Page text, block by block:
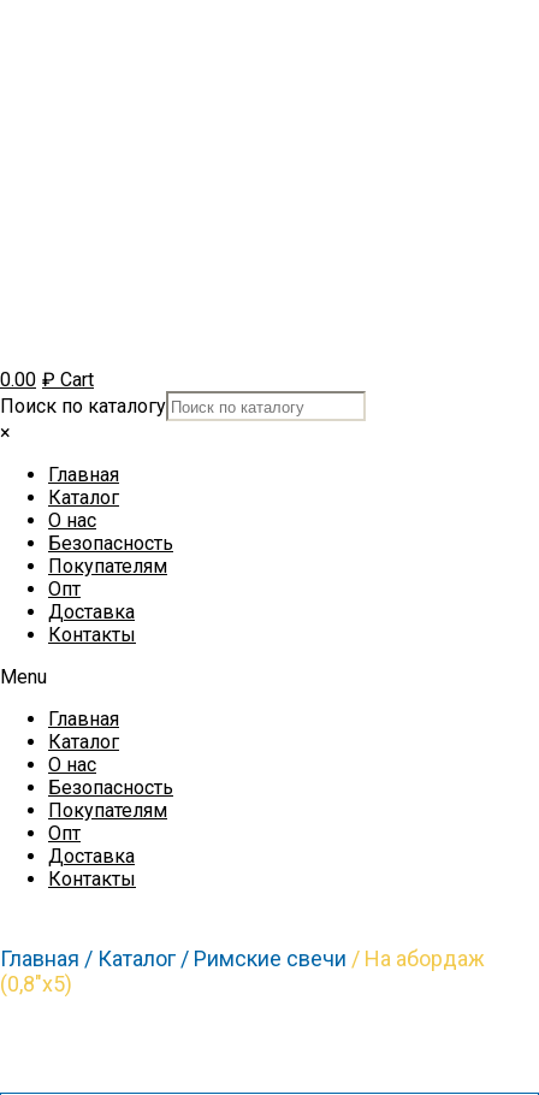
0.00 ₽ Cart
Поиск по каталогу
×
Главная
Каталог
О нас
Безопасность
Покупателям
Опт
Доставка
Контакты
Menu
Главная
Каталог
О нас
Безопасность
Покупателям
Опт
Доставка
Контакты
Главная / Каталог / Римские свечи / На абордаж
(0,8″х5)